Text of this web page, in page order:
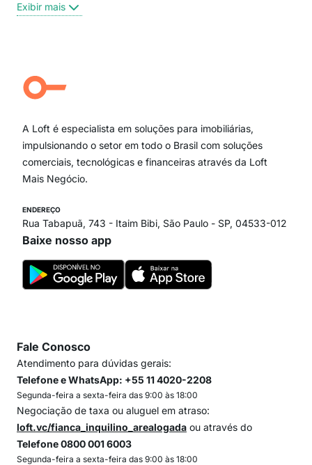
Centro
Campo Belo
Ipiranga
Paraíso
Itaim Bibi
Exibir mais
A Loft é especialista em soluções para imobiliárias,
impulsionando o setor em todo o Brasil com soluções
comerciais, tecnológicas e financeiras através da Loft
Mais Negócio.
ENDEREÇO
Rua Tabapuã, 743 - Itaim Bibi, São Paulo - SP, 04533-012
Baixe nosso app
Fale Conosco
Atendimento para dúvidas gerais:
Telefone e WhatsApp: +55 11 4020-2208
Segunda-feira a sexta-feira das 9:00 às 18:00
Negociação de taxa ou aluguel em atraso:
loft.vc/fianca_inquilino_arealogada ou através do
Telefone 0800 001 6003
Segunda-feira a sexta-feira das 9:00 às 18:00